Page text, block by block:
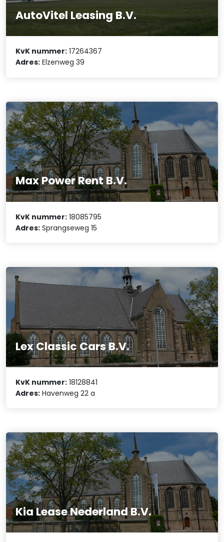
AutoVitel Leasing B.V.
KvK nummer: 17264367
Adres: Elzenweg 39
Max Power Rent B.V.
KvK nummer: 18085795
Adres: Sprangseweg 15
Lex Classic Cars B.V.
KvK nummer: 18128841
Adres: Havenweg 22 a
Kia Lease Nederland B.V.